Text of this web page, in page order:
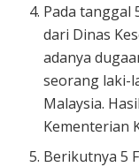
Pada tanggal
dari Dinas
adanya
seorang laki-
Malaysia.
Kementerian
Berikutnya 5